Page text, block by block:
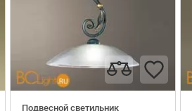
Подвесной светильник